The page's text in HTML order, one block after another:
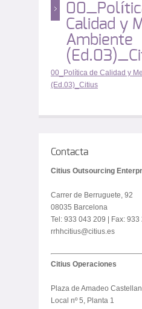
Calidad y
Ambiente
00_Política de Calidad y
(Ed.03)_Citius
Contacta
Citius Outsourcing
Carrer de Berruguete, 92
08035 Barcelona
Tel: 933 043 209 | Fax: 933
rrhhcitius@citius.es
Citius Operaciones
Plaza de Amadeo
Local nº 5, Planta 1